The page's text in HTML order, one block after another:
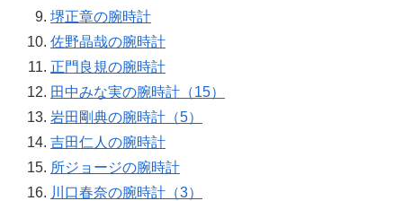
堺正章の腕時計
佐野晶哉の腕時計
正門良規の腕時計
田中みな実の腕時計（15）
岩田剛典の腕時計（5）
吉田仁人の腕時計
所ジョージの腕時計
川口春奈の腕時計（3）